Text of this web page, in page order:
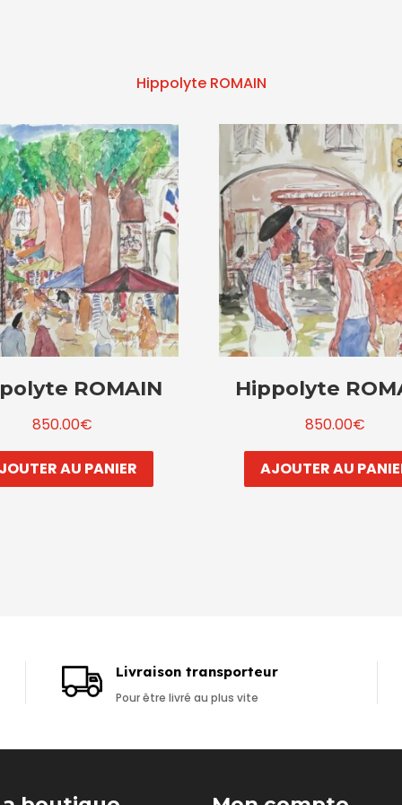
Hippolyte ROMAIN
ROMAIN
850.00€
AU PANIER
Hippolyte
850.00€
AJOUTER AU
Livraison transporteur
Pour être livré au plus vite